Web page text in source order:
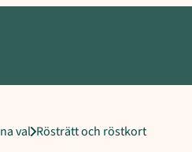
val Rösträtt och röstkort